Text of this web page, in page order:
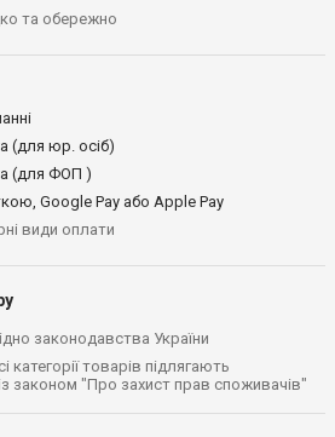
та обережно
(для юр. осіб)
(для ФОП )
Google Pay або Apple Pay
види оплати
законодавства України
категорії товарів підлягають
законом "Про захист прав споживачів"